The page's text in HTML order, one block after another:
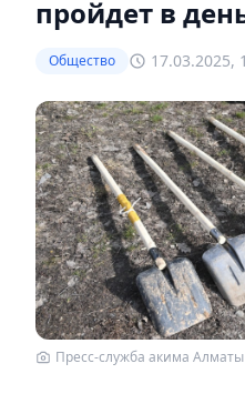
пройдет в
Общество 17.03.2025,
Пресс-служба акима Алматы